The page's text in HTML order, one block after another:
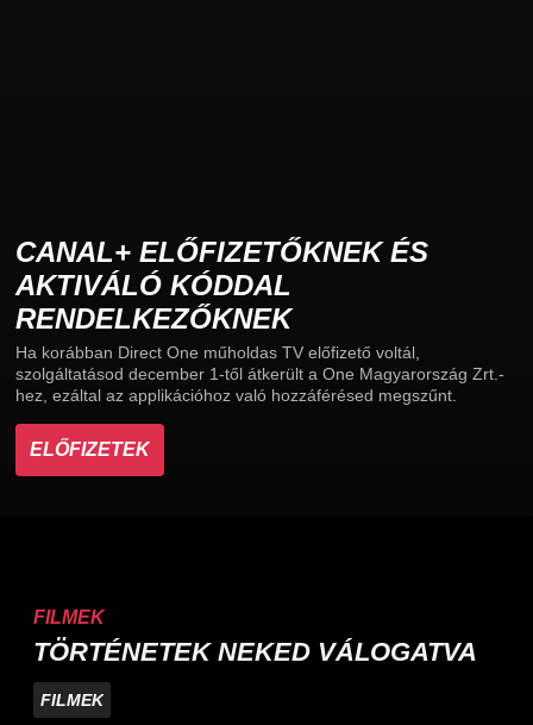
CANAL+ ELŐFIZETŐKNEK ÉS
AKTIVÁLÓ KÓDDAL
RENDELKEZŐKNEK
Ha korábban Direct One műholdas TV előfizető voltál,
szolgáltatásod december 1-től átkerült a One Magyarország Zrt.-
hez, ezáltal az applikációhoz való hozzáférésed megszűnt.
ELŐFIZETEK
FILMEK
TÖRTÉNETEK NEKED VÁLOGATVA
FILMEK